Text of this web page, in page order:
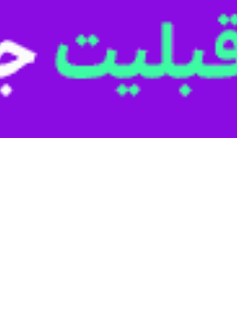
زائران حسینی ادامه دارد
کشور انجام شد